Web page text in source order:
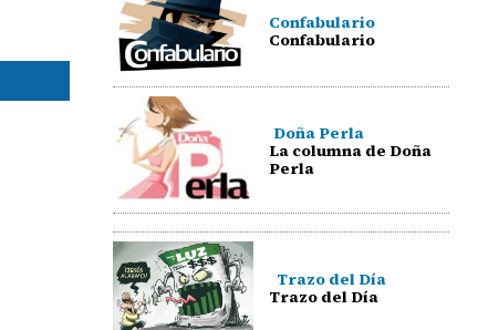
Confabulario
Confabulario
Doña Perla
La columna de Doña
Perla
Trazo del Día
Trazo del Día